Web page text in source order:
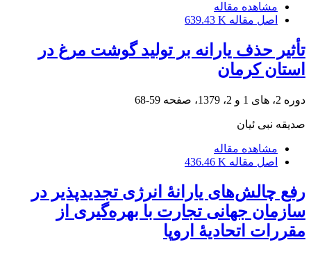
مشاهده مقاله
اصل مقاله 639.43 K
تأثیر حذف یارانه بر تولید گوشت مرغ در
استان کرمان
دوره 2، های 1 و 2، 1379، صفحه 59-68
صدیقه نبی ئیان
مشاهده مقاله
اصل مقاله 436.46 K
رفع چالش‌های یارانۀ انرژی تجدیدپذیر در
سازمان جهانی تجارت با بهره‌گیری از
مقررات اتحادیۀ اروپا